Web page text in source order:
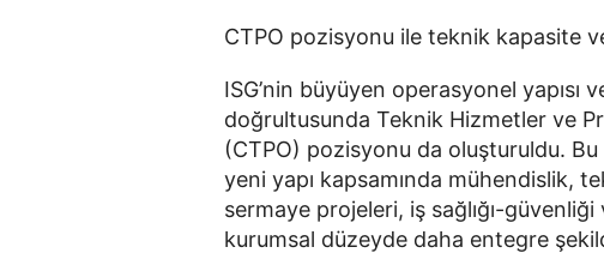
CTPO pozisyonu ile teknik kapasite
ISG’nin büyüyen operasyonel yapısı
doğrultusunda Teknik Hizmetler ve
(CTPO) pozisyonu da oluşturuldu.
yeni yapı kapsamında mühendislik,
sermaye projeleri, iş sağlığı-
kurumsal düzeyde daha entegre